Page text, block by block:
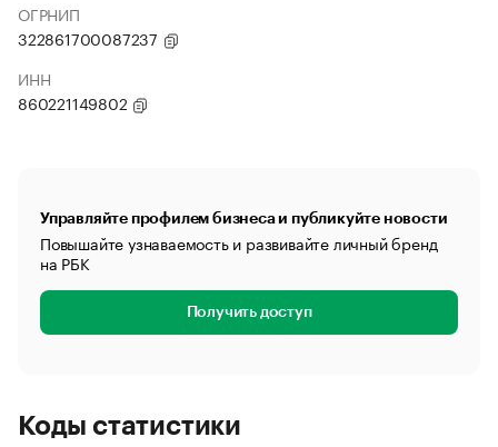
ОГРНИП
322861700087237
ИНН
860221149802
Управляйте профилем бизнеса и публикуйте новости
Повышайте узнаваемость и развивайте личный бренд
на РБК
Получить доступ
Коды статистики